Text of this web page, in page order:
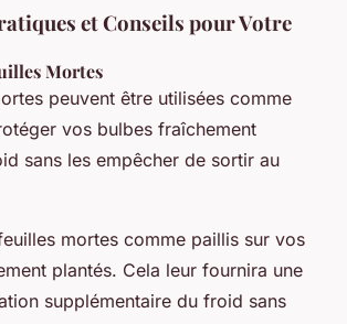
et Conseils pour Votre
Mortes
peuvent être utilisées comme
vos bulbes fraîchement
sans les empêcher de sortir au
mortes comme paillis sur vos
plantés. Cela leur fournira une
supplémentaire du froid sans